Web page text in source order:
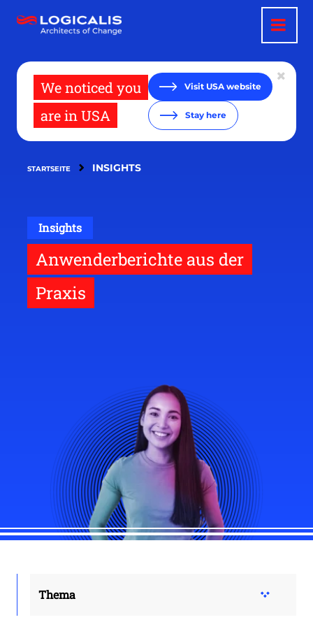
zum
Inhalt
We noticed you
are in USA
Visit USA website
Stay here
STARTSEITE INSIGHTS
Insights
Anwenderberichte aus der
Praxis
Thema